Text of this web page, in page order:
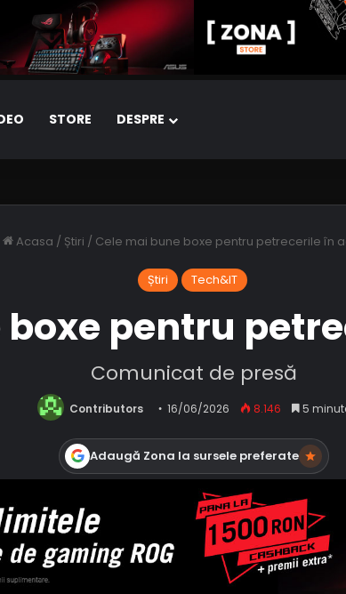
STORE DESPRE
Acasa / Știri / Cele mai bune boxe pentru petrecerile în
Știri Tech&IT
pentru
Comunicat de presă
Contributors 16/06/2026 8.146 5
Adaugă Zona la sursele preferate